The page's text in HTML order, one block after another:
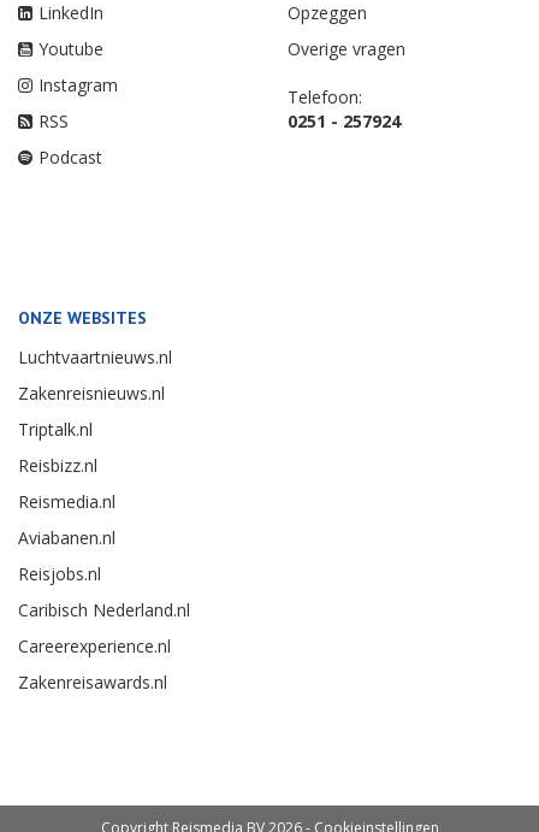
LinkedIn
Youtube
Instagram
RSS
Podcast
Opzeggen
Overige vragen
Telefoon:
0251 - 257924
ONZE WEBSITES
Luchtvaartnieuws.nl
Zakenreisnieuws.nl
Triptalk.nl
Reisbizz.nl
Reismedia.nl
Aviabanen.nl
Reisjobs.nl
Caribisch Nederland.nl
Careerexperience.nl
Zakenreisawards.nl
Copyright Reismedia BV 2026 - Cookieinstellingen